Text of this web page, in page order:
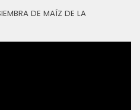
DE MAÍZ DE LA